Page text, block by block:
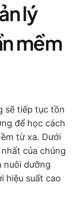
lý
mềm
sẽ tiếp tục tồn
để học cách
từ xa. Dưới
của chúng
nuôi dưỡng
hiệu suất cao